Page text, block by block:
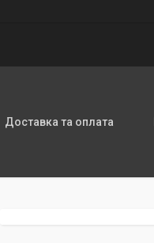
Доставка та оплата